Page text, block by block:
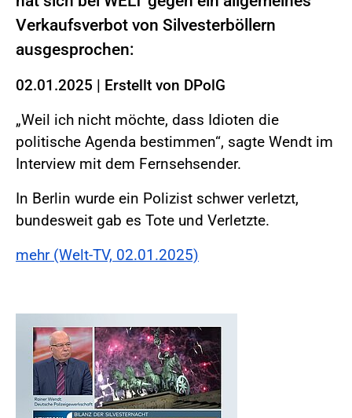
Verkaufsverbot von Silvesterböllern
ausgesprochen:
02.01.2025 | Erstellt von DPolG
„Weil ich nicht möchte, dass Idioten die
politische Agenda bestimmen“, sagte Wendt im
Interview mit dem Fernsehsender.
In Berlin wurde ein Polizist schwer verletzt,
bundesweit gab es Tote und Verletzte.
mehr (Welt-TV, 02.01.2025)